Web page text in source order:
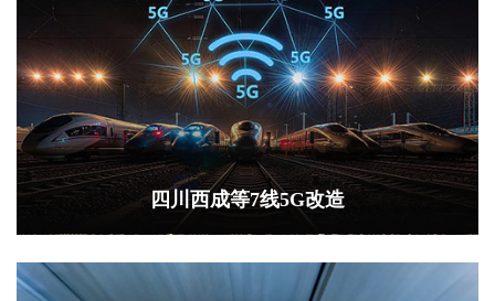
四川西成等7线5G改造